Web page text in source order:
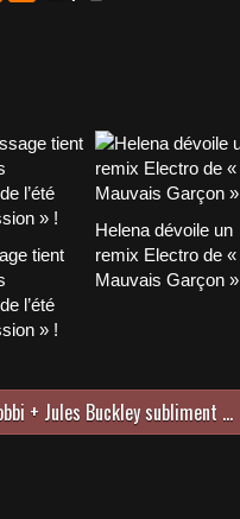
tient
l’été
» !
Helena dévoile un
remix Electro de «
Mauvais Garçon
Pete Tong + Ultra Naté + LP Giobbi + Jules Buckley subliment le tubesque « Free » !